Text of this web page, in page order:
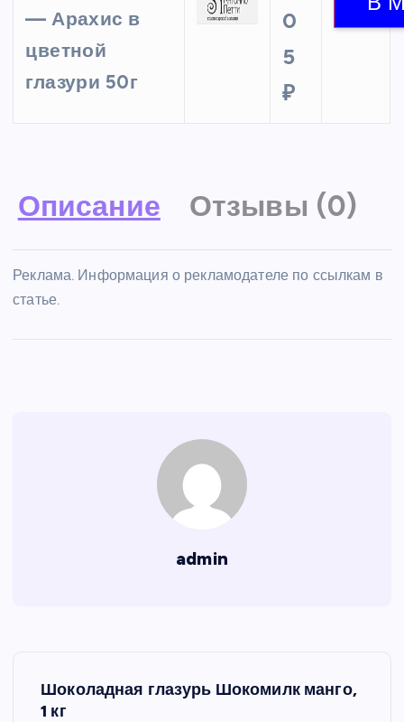
— Арахис в
цветной
глазури 50г
0
5
₽
Описание Отзывы (0)
Реклама. Информация о рекламодателе по ссылкам в
статье.
admin
Шоколадная глазурь Шокомилк манго,
1 кг